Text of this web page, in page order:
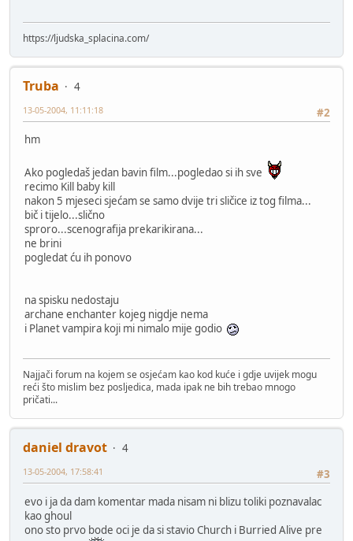
https://ljudska_splacina.com/
Truba
4
#2
13-05-2004, 11:11:18
hm
Ako pogledaš jedan bavin film...pogledao si ih sve
recimo Kill baby kill
nakon 5 mjeseci sjećam se samo dvije tri sličice iz tog filma...
bič i tijelo...slično
sproro...scenografija prekarikirana...
ne brini
pogledat ću ih ponovo
na spisku nedostaju
archane enchanter kojeg nigdje nema
i Planet vampira koji mi nimalo mije godio
Najjači forum na kojem se osjećam kao kod kuće i gdje uvijek mogu
reći što mislim bez posljedica, mada ipak ne bih trebao mnogo
pričati...
daniel dravot
4
#3
13-05-2004, 17:58:41
evo i ja da dam komentar mada nisam ni blizu toliki poznavalac
kao ghoul
ono sto prvo bode oci je da si stavio Church i Burried Alive pre